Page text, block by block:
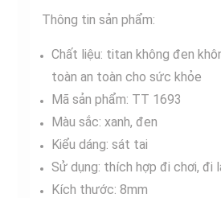
Thông tin sản phẩm:
Chất liệu: titan không đen
toàn an toàn cho sức khỏe
Mã sản phẩm: TT 1693
Màu sắc: xanh, đen
Kiểu dáng: sát tai
Sử dụng: thích hợp đi chơi, đi
Kích thước: 8mm